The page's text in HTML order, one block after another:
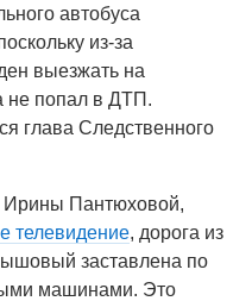
автобуса
из-за
выезжать на
не попал в ДТП.
глава Следственного
Ирины Пантюховой,
телевидение, дорога из
заставлена по
машинами. Это